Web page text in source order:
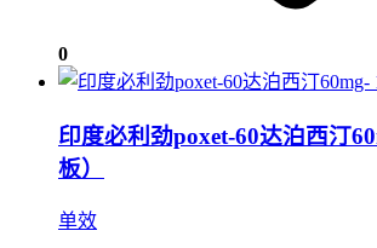
0
印度必利劲poxet-60达泊西汀
板）
单效